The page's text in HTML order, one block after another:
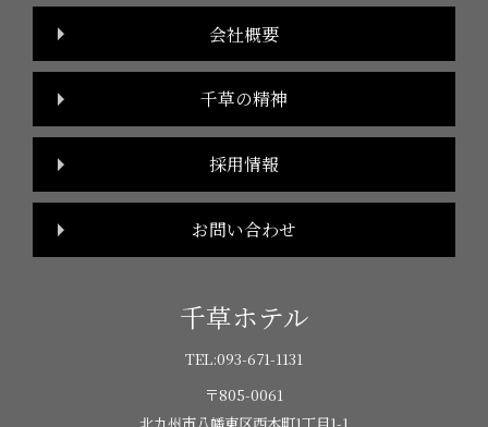
会社概要
千草の精神
採用情報
お問い合わせ
千草ホテル
TEL:093-671-1131
〒805-0061